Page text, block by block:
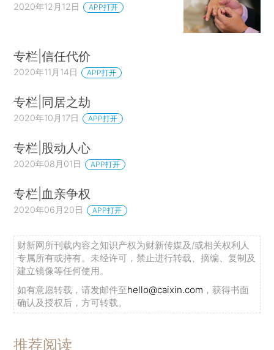
2020年12月12日 APP打开
专栏|信任代价
2020年11月14日 APP打开
专栏|同居之劫
2020年10月17日 APP打开
专栏|股动人心
2020年08月01日 APP打开
专栏|血亲争权
2020年06月20日 APP打开
财新网所刊载内容之知识产权为财新传媒及/或相关权利人
专属所有或持有。未经许可，禁止进行转载、摘编、复制及
建立镜像等任何使用。
如有意愿转载，请发邮件至hello@caixin.com ，获得书面
确认及授权后，方可转载。
推荐阅读